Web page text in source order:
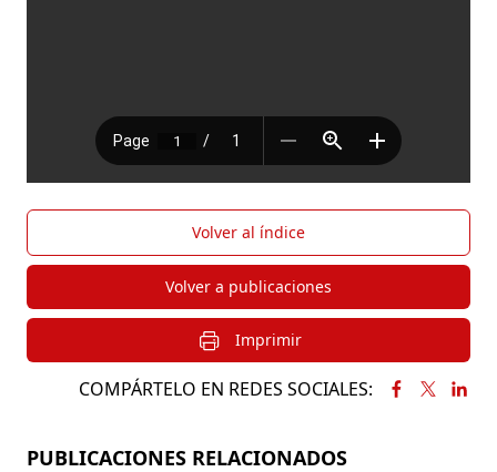
Volver al índice
Volver a publicaciones
Imprimir
COMPÁRTELO EN REDES SOCIALES:
PUBLICACIONES RELACIONADOS